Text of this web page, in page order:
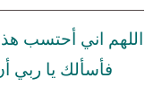
اللهم اني أحتسب
فأسألك يا ربي